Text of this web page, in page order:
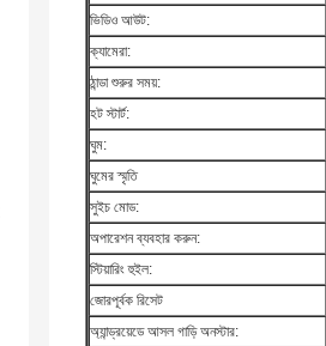
ভিডিও আউট:
ক্যামেরা:
ঠান্ডা শুরুর সময়:
হট স্টার্ট:
ঘুম:
ঘুমের স্মৃতি
সুইচ মোড:
অপারেশন ব্যবহার করুন:
স্টিয়ারিং হুইল:
জোরপূর্বক রিসেট
অ্যান্ড্রয়েডে আসল গাড়ি অনস্টার: